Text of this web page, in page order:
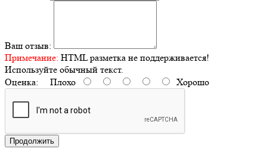
Ваш отзыв:
Примечание: HTML разметка не поддерживается!
Используйте обычный текст.
Оценка: Плохо Хорошо
Продолжить